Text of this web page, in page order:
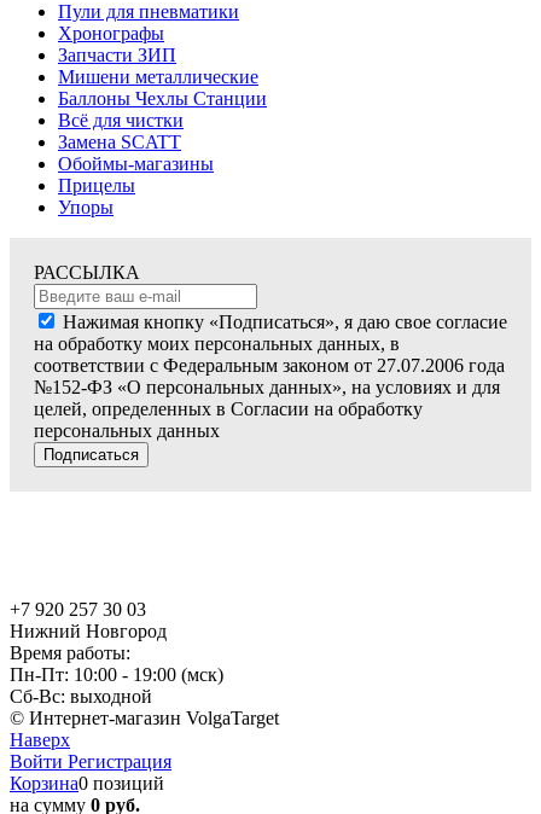
Пули для пневматики
Хронографы
Запчасти ЗИП
Мишени металлические
Баллоны Чехлы Станции
Всё для чистки
Замена SCATT
Обоймы-магазины
Прицелы
Упоры
РАССЫЛКА
Нажимая кнопку «Подписаться», я даю свое согласие
на обработку моих персональных данных, в
соответствии с Федеральным законом от 27.07.2006 года
№152-ФЗ «О персональных данных», на условиях и для
целей, определенных в Согласии на обработку
персональных данных
Подписаться
+7 920 257 30 03
Нижний Новгород
Время работы:
Пн-Пт: 10:00 - 19:00 (мск)
Сб-Вс: выходной
© Интернет-магазин VolgaTarget
Наверх
Войти Регистрация
Корзина0 позиций
на сумму 0 руб.